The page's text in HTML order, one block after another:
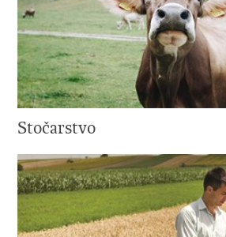
Stočarstvo